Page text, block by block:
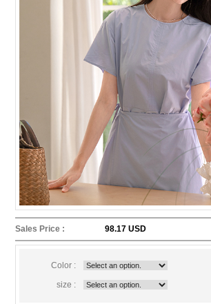
Sales Price : 98.17 USD
Color :
size :